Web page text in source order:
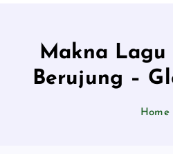
Makna Lagu
Berujung –
Home